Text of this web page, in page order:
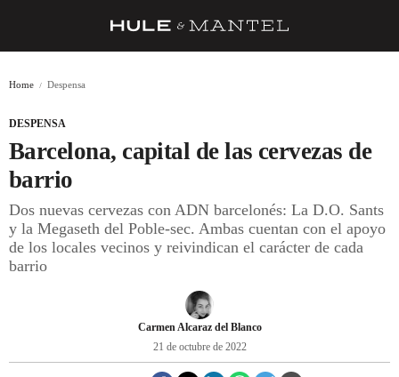
BARRAS Y ESTRELLAS
DÓNDE COMER
ÍDOLOS DE MESAS
Home Despensa
DESPENSA
Barcelona, capital de las cervezas de
barrio
Dos nuevas cervezas con ADN barcelonés: La D.O. Sants
y la Megaseth del Poble-sec. Ambas cuentan con el apoyo
de los locales vecinos y reivindican el carácter de cada
barrio
Carmen Alcaraz del Blanco
21 de octubre de 2022